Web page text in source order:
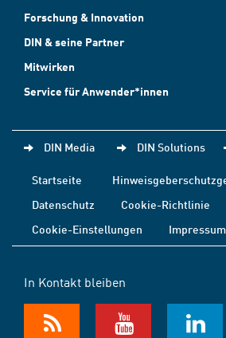
Forschung & Innovation
DIN & seine Partner
Mitwirken
Service für Anwender*innen
DIN Media DIN Solutions
Startseite
Datenschutz
Cookie-Richtlinie
Cookie-Einstellungen
Impressum
In Kontakt bleiben